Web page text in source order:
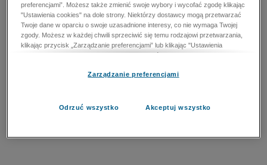
preferencjami”. Możesz także zmienić swoje wybory i wycofać zgodę klikając
"Ustawienia cookies" na dole strony. Niektórzy dostawcy mogą przetwarzać
Twoje dane w oparciu o swoje uzasadnione interesy, co nie wymaga Twojej
zgody. Możesz w każdej chwili sprzeciwić się temu rodzajowi przetwarzania,
klikając przycisk „Zarządzanie preferencjami” lub klikając "Ustawienia
cookies" na dole strony. Nie możesz sprzeciwić się przetwarzaniu przez
zapobiegania oszustwom i naprawiania błędów, a w tym celu mogą zostać
przetwarzaniu danych osobowych w celu dostarczania i prezentacji reklam i
Zarządzanie preferencjami
Odrzuć wszystko Akceptuj wszystko